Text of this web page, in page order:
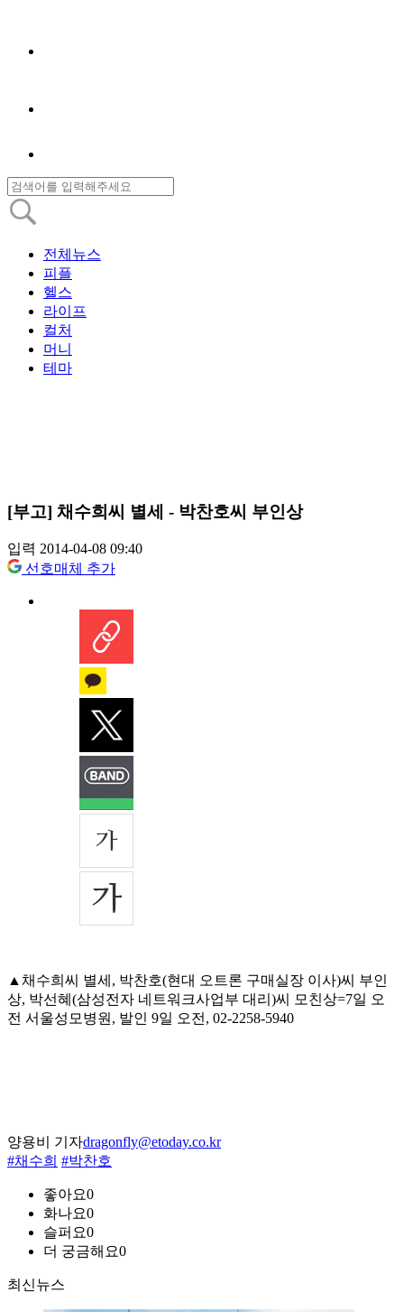
전체뉴스
피플
헬스
라이프
컬처
머니
테마
[부고] 채수희씨 별세 - 박찬호씨 부인상
입력 2014-04-08 09:40
선호매체 추가
▲채수희씨 별세, 박찬호(현대 오트론 구매실장 이사)씨 부인
상, 박선혜(삼성전자 네트워크사업부 대리)씨 모친상=7일 오
전 서울성모병원, 발인 9일 오전, 02-2258-5940
양용비 기자dragonfly@etoday.co.kr
#채수희 #박찬호
좋아요0
화나요0
슬퍼요0
더 궁금해요0
최신뉴스